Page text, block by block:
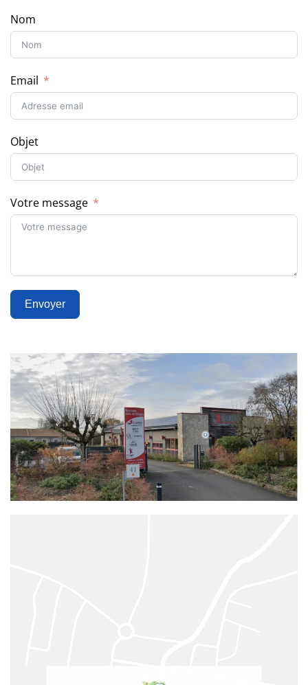
Nom
Email
Objet
Votre message
Envoyer